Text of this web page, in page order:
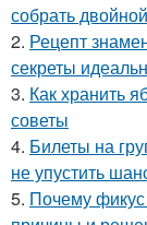
собрать
2. Рецепт
секреты
3. Как хранить
советы
4. Билеты на
не упустить
5. Почему